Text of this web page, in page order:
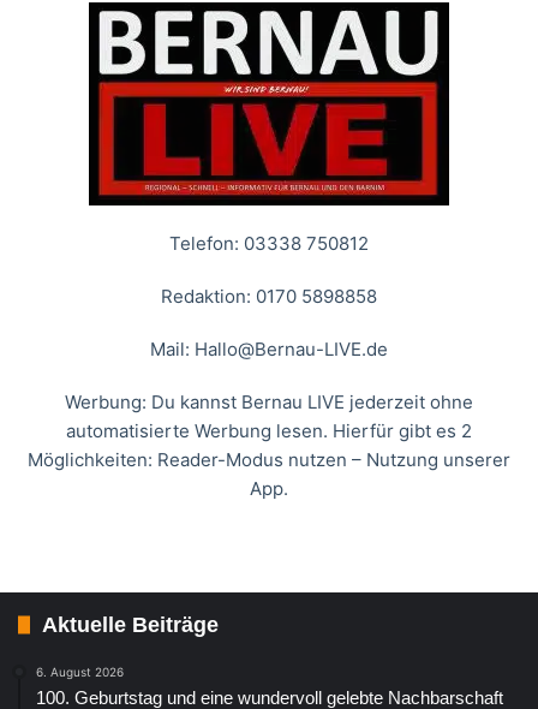
Telefon: 03338 750812
Redaktion: 0170 5898858
Mail: Hallo@Bernau-LIVE.de
Werbung: Du kannst Bernau LIVE jederzeit ohne
automatisierte Werbung lesen. Hierfür gibt es 2
Möglichkeiten: Reader-Modus nutzen – Nutzung unserer
App.
Aktuelle Beiträge
6. August 2026
100. Geburtstag und eine wundervoll gelebte Nachbarschaft